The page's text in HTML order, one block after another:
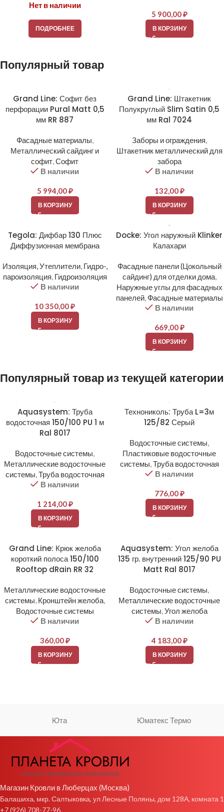
Нет в наличии
ПОДРОБНЕЕ
5 900,00₽
В КОРЗИНУ
Популярный товар
Grand Line: Софит без
перфорации Pural Matt 0,5
мм RR 887
Фасадные материалы,
Металлический сайдинг и
софит,Софит
В наличии
5 994,00₽
В КОРЗИНУ
Grand Line: Штакетник
Полукруглый Slim Satin 0,5
мм Ral 7024
Заборы и ограждения,
Штакетник металлический для
забора
В наличии
132,00₽
В КОРЗИНУ
Tegola: Дифбар 130 Плюс
Диффузионная мембрана
Изоляция, Утеплители, Гидро-,
пароизоляция, Гидроизоляция
В наличии
10 350,00₽
В КОРЗИНУ
Docke: Угол наружный Klinker
Калахари
Фасадные панели (Цокольный
сайдинг) для отделки дома,
Наружные углы для фасадных
панелей, Фасадные материалы
В наличии
669,00₽
В КОРЗИНУ
Популярный товар из текущей категории
Aquasystem: Труба
водосточная 150/100 PU 1 м
Ral 8017
Водосточные системы,
Металлические водосточные
системы,Труба водосточная
В наличии
1 214,00₽
В КОРЗИНУ
Технониколь: Труба L=3м
125/82 Серый
Водосточные системы,
Пластиковые водосточные
системы,Труба водосточная
В наличии
776,00₽
В КОРЗИНУ
Grand Line: Крюк желоба
короткий полоса 150/100
Rooftop dRain RR 32
Металлические водосточные
системы, Кронштейн желоба,
Водосточные системы
В наличии
360,00₽
В КОРЗИНУ
Aquasystem: Угол желоба
135 гр. внутренний 125/90 PU
Matt Ral 8017
Водосточные системы,
Металлические водосточные
системы,Угол желоба
В наличии
4 183,00₽
В КОРЗИНУ
Юта Юматекс Термо
Магазин Кровли в Люберцах (Москва)
Балашиха, мкр. Салтыковка, ул Лесные Поляны, дом 128А, комната 1
+7 (926) 708-77-96